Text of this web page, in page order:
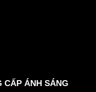
CẤP ÁNH SÁNG